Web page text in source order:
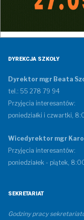
Zespół Szkół im. Ireny
REGON: 519455180; NIP:
DYREKCJA SZKOŁY
Dyrektor mgr Beata
tel.: 55 278 79 94
Przyjęcia interesantów:
poniedziałki i czwartki,
Wicedyrektor mgr
Przyjęcia interesantów:
poniedziałek - piątek,
SEKRETARIAT
Godziny pracy